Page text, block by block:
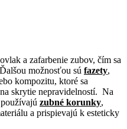
a zafarbenie zubov, čím sa
možnosťou sú fazety,
kompozitu, ktoré sa
skrytie nepravidelností. Na
zubné korunky,
a prispievajú k esteticky